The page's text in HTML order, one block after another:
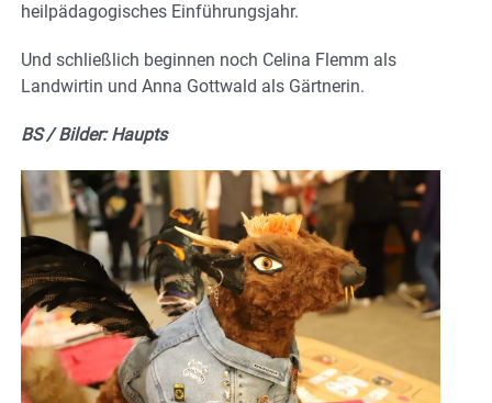
heilpädagogisches Einführungsjahr.
Und schließlich beginnen noch Celina Flemm als
Landwirtin und Anna Gottwald als Gärtnerin.
BS / Bilder: Haupts